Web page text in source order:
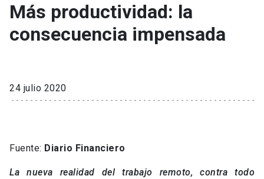
Más productividad: la
consecuencia impensada
24 julio 2020
Fuente: Diario Financiero
La nueva realidad del trabajo remoto, contra todo